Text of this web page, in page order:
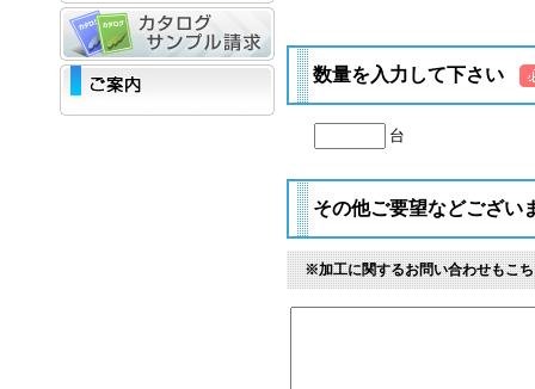
数量を入力して下さい
台
その他ご要望などござい
※加工に関するお問い合わせもこ